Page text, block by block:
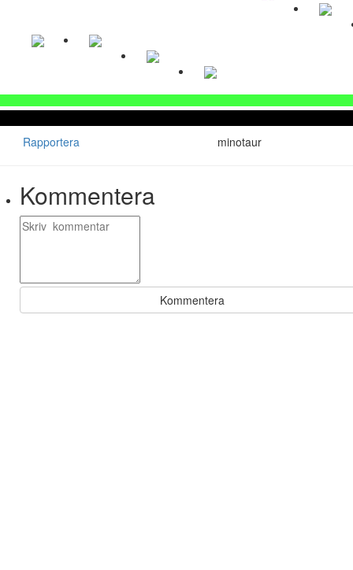
Rapportera minotaur
Kommentera
Kommentera